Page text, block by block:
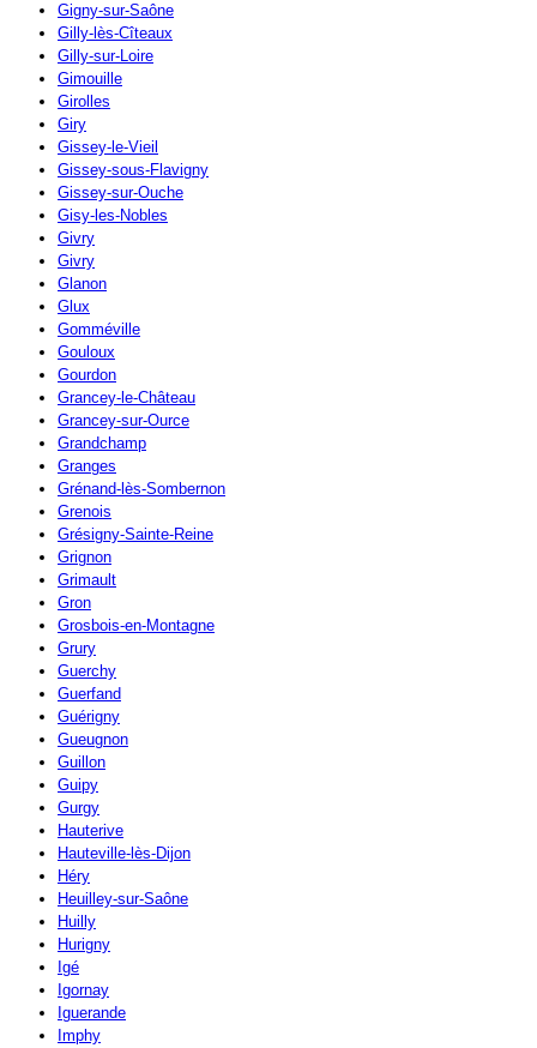
Gigny-sur-Saône
Gilly-lès-Cîteaux
Gilly-sur-Loire
Gimouille
Girolles
Giry
Gissey-le-Vieil
Gissey-sous-Flavigny
Gissey-sur-Ouche
Gisy-les-Nobles
Givry
Givry
Glanon
Glux
Gomméville
Gouloux
Gourdon
Grancey-le-Château
Grancey-sur-Ource
Grandchamp
Granges
Grénand-lès-Sombernon
Grenois
Grésigny-Sainte-Reine
Grignon
Grimault
Gron
Grosbois-en-Montagne
Grury
Guerchy
Guerfand
Guérigny
Gueugnon
Guillon
Guipy
Gurgy
Hauterive
Hauteville-lès-Dijon
Héry
Heuilley-sur-Saône
Huilly
Hurigny
Igé
Igornay
Iguerande
Imphy